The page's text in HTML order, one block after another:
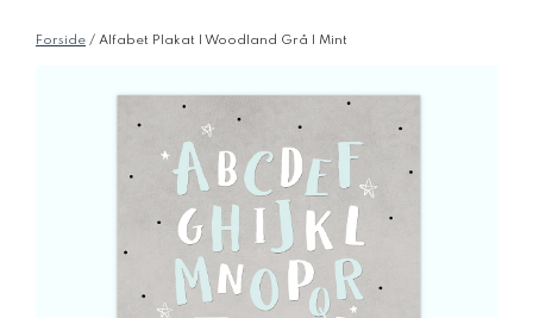
Forside / Alfabet Plakat | Woodland Grå | Mint